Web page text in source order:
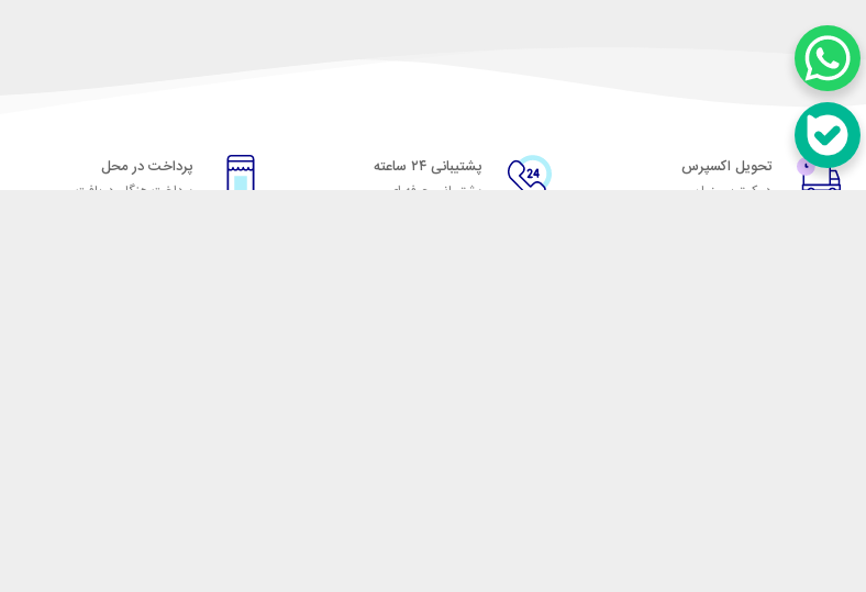
تحویل اکسپرس
در کمترین زمان
پشتیبانی ۲۴ ساعته
پشتیبانی حرفه ای
پرداخت در محل
پرداخت هنگام دریافت